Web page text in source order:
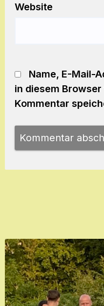
Website
Name, E-Mail-
in diesem
Kommentar